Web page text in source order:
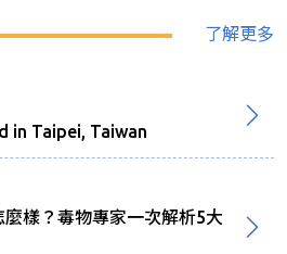
了解更多
in Taipei, Taiwan
樣？毒物專家一次解析5大